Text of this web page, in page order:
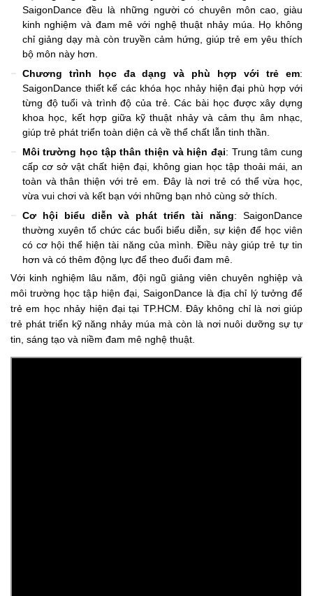
SaigonDance đều là những người có chuyên môn cao, giàu
kinh nghiệm và đam mê với nghệ thuật nhảy múa. Họ không
chỉ giảng dạy mà còn truyền cảm hứng, giúp trẻ em yêu thích
bộ môn này hơn.
Chương trình học đa dạng và phù hợp với trẻ em:
SaigonDance thiết kế các khóa học nhảy hiện đại phù hợp với
từng độ tuổi và trình độ của trẻ. Các bài học được xây dựng
khoa học, kết hợp giữa kỹ thuật nhảy và cảm thụ âm nhạc,
giúp trẻ phát triển toàn diện cả về thể chất lẫn tinh thần.
Môi trường học tập thân thiện và hiện đại: Trung tâm cung
cấp cơ sở vật chất hiện đại, không gian học tập thoải mái, an
toàn và thân thiện với trẻ em. Đây là nơi trẻ có thể vừa học,
vừa vui chơi và kết bạn với những bạn nhỏ cùng sở thích.
Cơ hội biểu diễn và phát triển tài năng: SaigonDance
thường xuyên tổ chức các buổi biểu diễn, sự kiện để học viên
có cơ hội thể hiện tài năng của mình. Điều này giúp trẻ tự tin
hơn và có thêm động lực để theo đuổi đam mê.
Với kinh nghiệm lâu năm, đội ngũ giảng viên chuyên nghiệp và
môi trường học tập hiện đại, SaigonDance là địa chỉ lý tưởng để
trẻ em học nhảy hiện đại tại TP.HCM. Đây không chỉ là nơi giúp
trẻ phát triển kỹ năng nhảy múa mà còn là nơi nuôi dưỡng sự tự
tin, sáng tạo và niềm đam mê nghệ thuật.